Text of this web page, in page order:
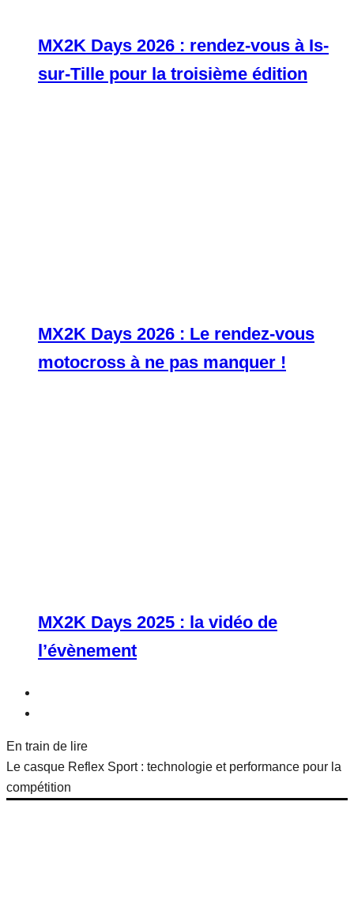
MX2K Days 2026 : rendez-vous à Is-
sur-Tille pour la troisième édition
MX2K Days 2026 : Le rendez-vous
motocross à ne pas manquer !
MX2K Days 2025 : la vidéo de
l’évènement
En train de lire
Le casque Reflex Sport : technologie et performance pour la
compétition